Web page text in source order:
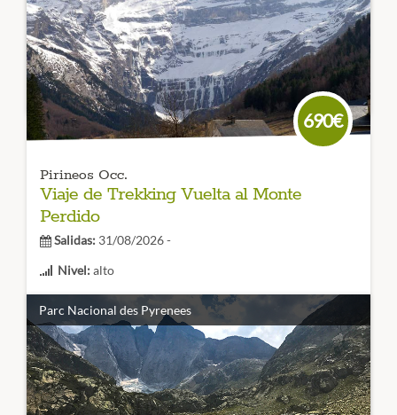
Unviaje de senderismocompleto que te llevará alParque
Nacional de Ordesa y Monte Perdido y a visitar sus cuatro
valles principales: Ordesa, Añisclo, Escuain y Pineta.
CÓDIGO VIAJE: 004SES
690€
Pirineos Occ.
Viaje de Trekking Vuelta al Monte
Perdido
Salidas: 31/08/2026 -
Nivel:alto
El trekking del Parque Nacional de Ordesa y Monte
Perdidoen su lado más salvaje, un viaje de trekking para
recordar por su belleza y por las multiples imágenes
imborrables que podremos admirar.
Parc Nacional des Pyrenees